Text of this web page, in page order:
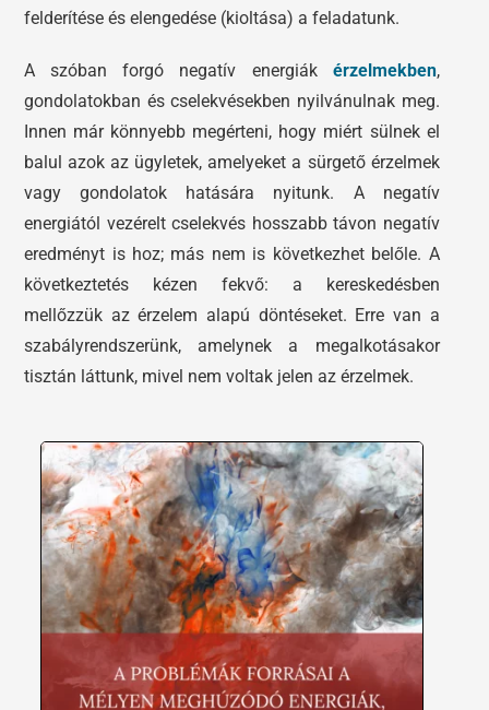
felderítése és elengedése (kioltása) a feladatunk.
A szóban forgó negatív energiák érzelmekben,
gondolatokban és cselekvésekben nyilvánulnak meg.
Innen már könnyebb megérteni, hogy miért sülnek el
balul azok az ügyletek, amelyeket a sürgető érzelmek
vagy gondolatok hatására nyitunk. A negatív
energiától vezérelt cselekvés hosszabb távon negatív
eredményt is hoz; más nem is következhet belőle. A
következtetés kézen fekvő: a kereskedésben
mellőzzük az érzelem alapú döntéseket. Erre van a
szabályrendszerünk, amelynek a megalkotásakor
tisztán láttunk, mivel nem voltak jelen az érzelmek.